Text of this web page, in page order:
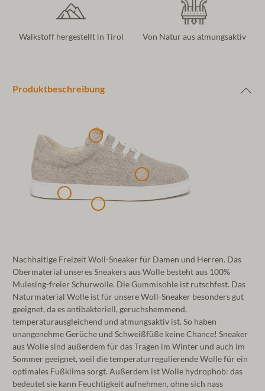
Walkstoff hergestellt in Tirol Von Natur aus atmungsaktiv
Produktbeschreibung
Nachhaltige Freizeit Woll-Sneaker für Damen und Herren. Das
Obermaterial unseres Sneakers aus Wolle besteht aus 100%
Mulesing-freier Schurwolle. Die Gummisohle ist rutschfest. Das
Naturmaterial Wolle ist für unsere Woll-Sneaker besonders gut
geeignet, da es antibakteriell, geruchshemmend,
temperaturausgleichend und atmungsaktiv ist. So haben
unangenehme Gerüche und Schweißfüße keine Chance! Sneaker
aus Wolle sind außerdem für das Tragen im Winter und auch im
Sommer geeignet, weil die temperaturregulierende Wolle für ein
optimales Fußklima sorgt. Außerdem ist Wolle hydrophob: das
bedeutet sie kann Feuchtigkeit aufnehmen, ohne sich nass